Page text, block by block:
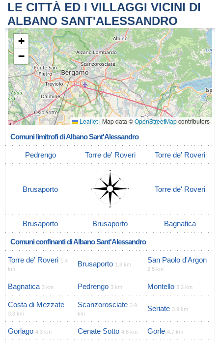
LE CITTÀ ED I VILLAGGI VICINI DI
ALBANO SANT'ALESSANDRO
+
−
Leaflet | Map data ©OpenStreetMapcontributors
Comuni limitrofi di Albano Sant'Alessandro
Pedrengo Torre de' Roveri Torre de' Roveri
Brusaporto Torre de' Roveri
Brusaporto Brusaporto Bagnatica
Comuni confinanti di Albano Sant'Alessandro
Torre de' Roveri 1.4
km
Brusaporto 1.8 km
San Paolo d'Argon
2.5 km
Bagnatica 3 km Pedrengo 3 km Montello 3.2 km
Costa di Mezzate
3.3 km
Scanzorosciate 3.9
km
Seriate 3.9 km
Gorlago 4.3 km Cenate Sotto 4.6 km Gorle 4.7 km